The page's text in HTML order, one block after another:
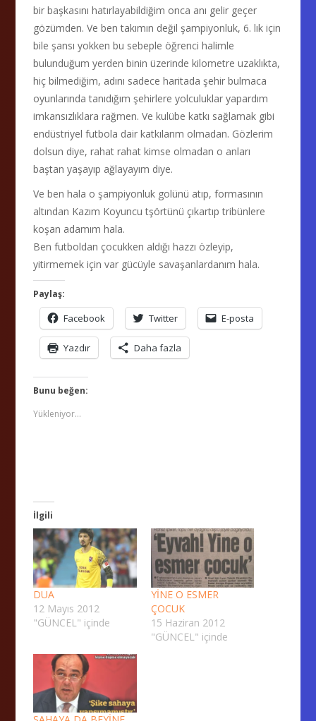
bir başkasını hatırlayabildiğim onca anı gelir geçer
gözümden. Ve ben takımın değil şampiyonluk, 6. lık için
bile şansı yokken bu sebeple öğrenci halimle
bulunduğum yerden binin üzerinde kilometre uzaklıkta,
hiç bilmediğim, adını sadece haritada şehir bulmaca
oyunlarında tanıdığım şehirlere yolculuklar yapardım
imkansızlıklara rağmen. Ve kulübe katkı sağlamak gibi
endüstriyel futbola dair katkılarım olmadan. Gözlerim
dolsun diye, rahat rahat kimse olmadan o anları
baştan yaşayıp ağlayayım diye.
Ve ben hala o şampiyonluk golünü atıp, formasının
altından Kazım Koyuncu tşörtünü çıkartıp tribünlere
koşan adamım hala.
Ben futboldan çocukken aldığı hazzı özleyip,
yitirmemek için var gücüyle savaşanlardanım hala.
Paylaş:
Facebook Twitter E-posta
Yazdır Daha fazla
Bunu beğen:
Yükleniyor...
İlgili
DUA
12 Mayıs 2012
"GÜNCEL" içinde
YİNE O ESMER
ÇOCUK
15 Haziran 2012
"GÜNCEL" içinde